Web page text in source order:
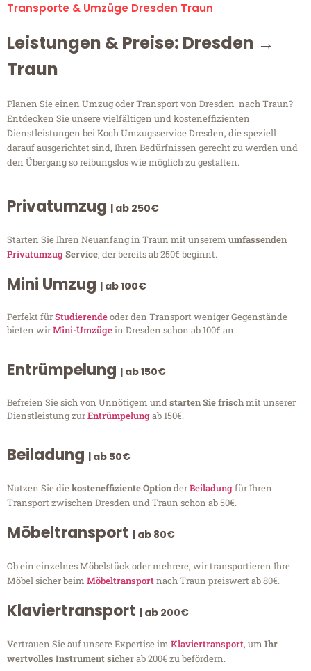
Transporte & Umzüge Dresden Traun
Leistungen & Preise: Dresden →
Traun
Planen Sie einen Umzug oder Transport von Dresden nach Traun?
Entdecken Sie unsere vielfältigen und kosteneffizienten
Dienstleistungen bei Koch Umzugsservice Dresden, die speziell
darauf ausgerichtet sind, Ihren Bedürfnissen gerecht zu werden und
den Übergang so reibungslos wie möglich zu gestalten.
Privatumzug | ab 250€
Starten Sie Ihren Neuanfang in Traun mit unserem umfassenden
PrivatumzugService, der bereits ab 250€ beginnt.
Mini Umzug | ab 100€
Perfekt fürStudierendeoder den Transport weniger Gegenstände
bieten wirMini-Umzügein Dresden schon ab 100€ an.
Entrümpelung | ab 150€
Befreien Sie sich von Unnötigem undstarten Sie frischmit unserer
Dienstleistung zurEntrümpelungab 150€.
Beiladung | ab 50€
Nutzen Sie diekosteneffiziente OptionderBeiladungfür Ihren
Transport zwischen Dresden und Traun schon ab 50€.
Möbeltransport | ab 80€
Ob ein einzelnes Möbelstück oder mehrere, wir transportieren Ihre
Möbel sicher beim Möbeltransportnach Traun preiswert ab 80€.
Klaviertransport | ab 200€
Vertrauen Sie auf unsere Expertise im Klaviertransport, um Ihr
wertvolles Instrument sicherab 200€ zu befördern.